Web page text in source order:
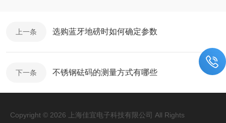
上一条 选购蓝牙地磅时如何确定参数
下一条 不锈钢砝码的测量方式有哪些
Copyright © 2026 上海佳宜电子科技有限公司 All Rights